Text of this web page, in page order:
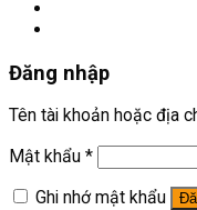
Đăng nhập
Tên tài khoản hoặc địa
Mật khẩu *
Ghi nhớ mật khẩu